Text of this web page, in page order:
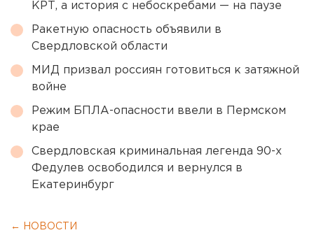
КРТ, а история с небоскребами — на паузе
Ракетную опасность объявили в
Свердловской области
МИД призвал россиян готовиться к затяжной
войне
Режим БПЛА-опасности ввели в Пермском
крае
Свердловская криминальная легенда 90-х
Федулев освободился и вернулся в
Екатеринбург
← НОВОСТИ